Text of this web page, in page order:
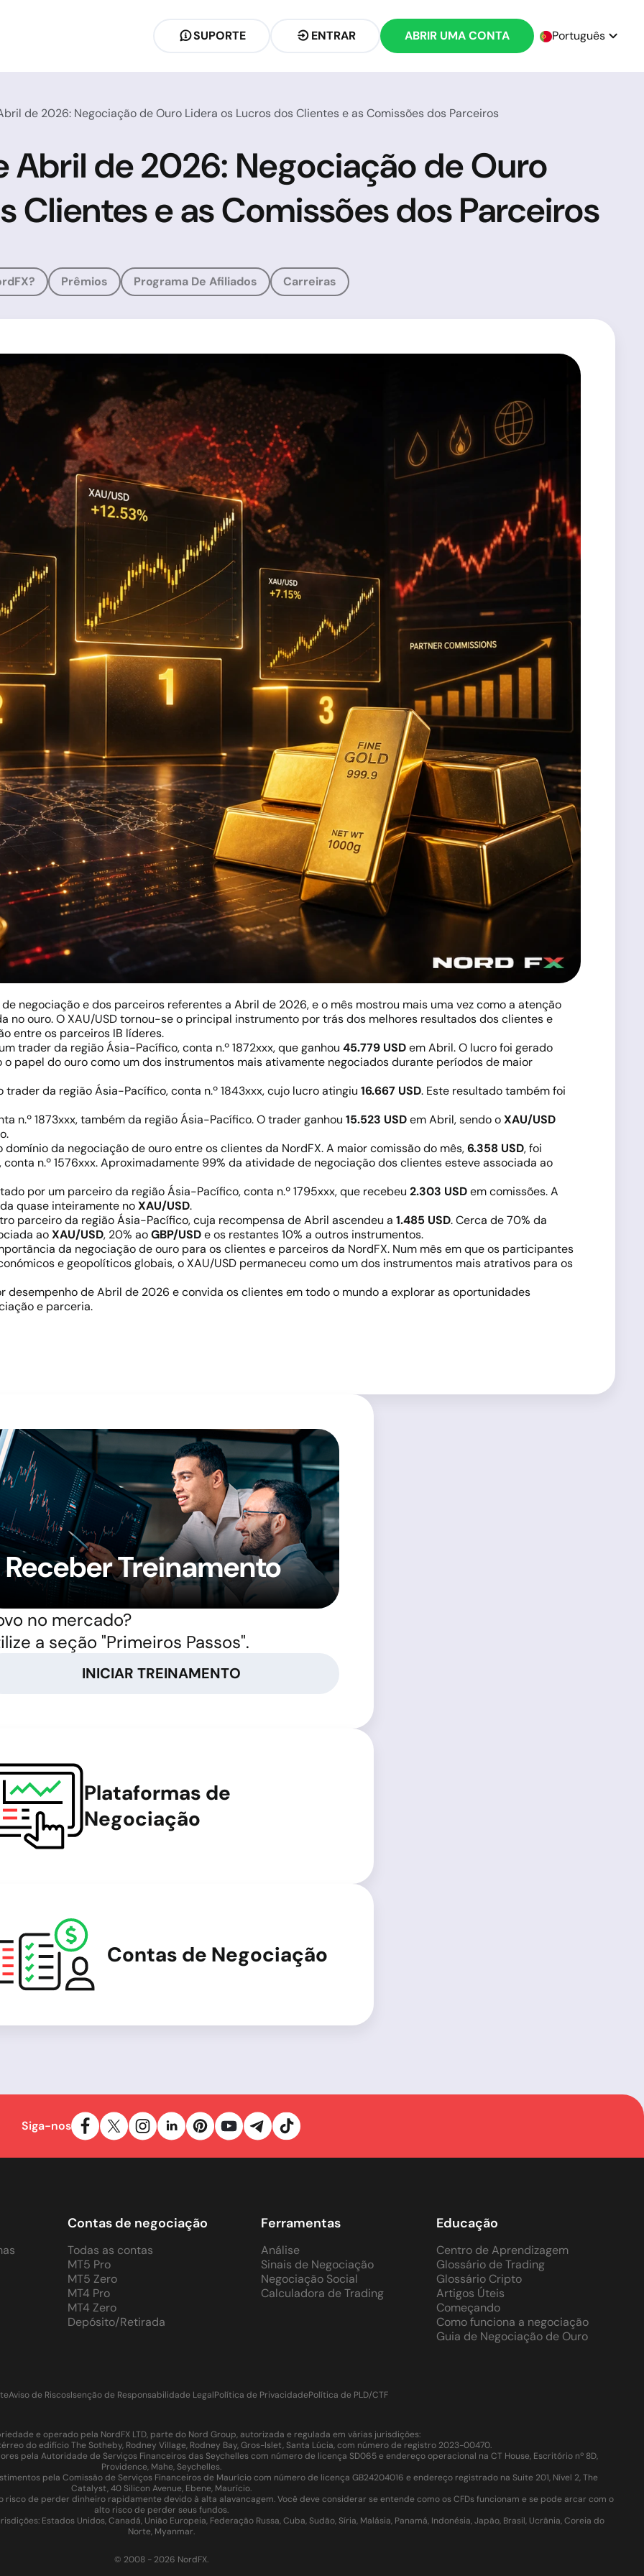
SUPORTE ENTRAR ABRIR UMA CONTA Português
de 2026: Negociação de Ouro Lidera os Lucros dos Clientes e as Comissões dos Parceiros
Abril de 2026: Negociação de Ouro
Clientes e as Comissões dos Parceiros
Prêmios Programa De Afiliados Carreiras
negociação e dos parceiros referentes a Abril de 2026, e o mês mostrou mais uma vez como a atenção
no ouro. O XAU/USD tornou-se o principal instrumento por trás dos melhores resultados dos clientes e
entre os parceiros IB líderes.
trader da região Ásia-Pacífico, conta n.º 1872xxx, que ganhou 45.779 USDem Abril. O lucro foi gerado
o papel do ouro como um dos instrumentos mais ativamente negociados durante períodos de maior
da região Ásia-Pacífico, conta n.º 1843xxx, cujo lucro atingiu 16.667 USD. Este resultado também foi
n.º 1873xxx, também da região Ásia-Pacífico. O trader ganhou 15.523 USDem Abril, sendo oXAU/USD
da negociação de ouro entre os clientes da NordFX. A maior comissão do mês,6.358 USD, foi
n.º 1576xxx. Aproximadamente 99% da atividade de negociação dos clientes esteve associada ao
por um parceiro da região Ásia-Pacífico, conta n.º 1795xxx, que recebeu 2.303 USDem comissões. A
quase inteiramente noXAU/USD.
parceiro da região Ásia-Pacífico, cuja recompensa de Abril ascendeu a 1.485 USD. Cerca de 70% da
aoXAU/USD, 20% aoGBP/USDe os restantes 10% a outros instrumentos.
da negociação de ouro para os clientes e parceiros da NordFX. Num mês em que os participantes
e geopolíticos globais, o XAU/USD permaneceu como um dos instrumentos mais atrativos para os
desempenho de Abril de 2026 e convida os clientes em todo o mundo a explorar as oportunidades
e parceria.
Receber Treinamento
no mercado?
a seção "Primeiros Passos".
INICIAR TREINAMENTO
Plataformas de
Negociação
Contas de Negociação
Siga-nos
Contas de negociação
Todas as contas
MT5 Pro
MT5 Zero
MT4 Pro
MT4 Zero
Depósito/Retirada
Ferramentas
Análise
Sinais de Negociação
Negociação Social
Calculadora de Trading
Educação
Centro de Aprendizagem
Glossário de Trading
Glossário Cripto
Artigos Úteis
Começando
Como funciona a negociação
Guia de Negociação de Ouro
Aviso de RiscosIsenção de Responsabilidade LegalPolítica de PrivacidadePolítica de PLD/CTF
e operado pela NordFX LTD, parte do Nord Group, autorizada e regulada em várias jurisdições:
do edifício The Sotheby, Rodney Village, Rodney Bay, Gros-Islet, Santa Lúcia, com número de registro 2023-00470.
pela Autoridade de Serviços Financeiros das Seychelles com número de licença SD065 e endereço operacional na CT House, Escritório nº 8D,
Providence, Mahe, Seychelles.
pela Comissão de Serviços Financeiros de Maurício com número de licença GB24204016 e endereço registrado na Suite 201, Nível 2, The
Catalyst, 40 Silicon Avenue, Ebene, Maurício.
risco de perder dinheiro rapidamente devido à alta alavancagem. Você deve considerar se entende como os CFDs funcionam e se pode arcar com o
alto risco de perder seus fundos.
Estados Unidos, Canadá, União Europeia, Federação Russa, Cuba, Sudão, Síria, Malásia, Panamá, Indonésia, Japão, Brasil, Ucrânia, Coreia do
Norte, Myanmar.
© 2008 - 2026 NordFX.